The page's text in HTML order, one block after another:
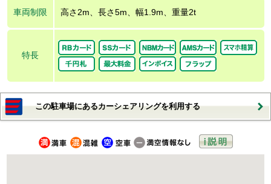
車両制限 高さ2m、長さ5m、幅1.9m、重量2t
特長
この駐車場にあるカーシェアリングを利用する